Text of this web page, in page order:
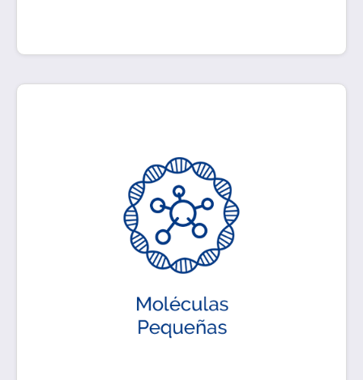
Son medicamentos obtenidos a partir de síntesis
química. En LEI somos especialistas en analizar
la calidad de compuestos orgánicos e
inorgánicos de bajo peso molecular con acciones